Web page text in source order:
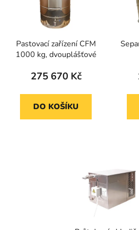
Pastovací zařízení CFM
1000 kg, dvouplášťové
275 670 Kč
DO KOŠÍKU